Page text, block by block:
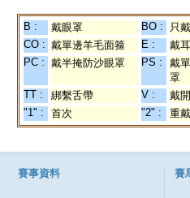
B : 戴眼罩 BO : 只
CO : 戴單邊羊毛面箍 E : 戴
PC : 戴半掩防沙眼罩 PS :
戴
罩
TT : 綁繫舌帶 V : 戴
"1" :
首次 "2" : 重戴
賽事資料 賽